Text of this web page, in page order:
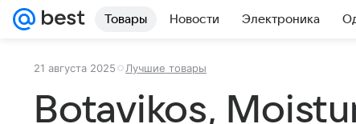
Товары Новости Электроника
21 августа 2025 Лучшие товары
Botavikos,